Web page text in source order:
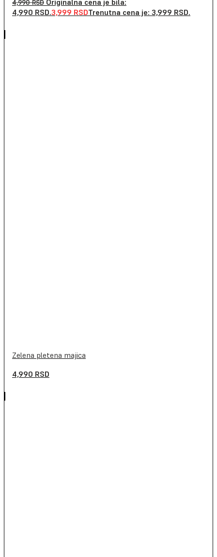
4,990RSD
4,990 RSD.3,999 RSDTrenutna cena je: 3,999 RSD.
Zelena pletena majica
4,990 RSD